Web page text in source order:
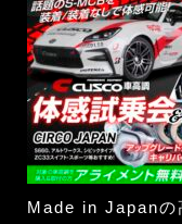
Made in Japanの